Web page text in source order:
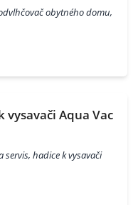
obytného domu,
vysavači Aqua Vac
hadice k vysavači